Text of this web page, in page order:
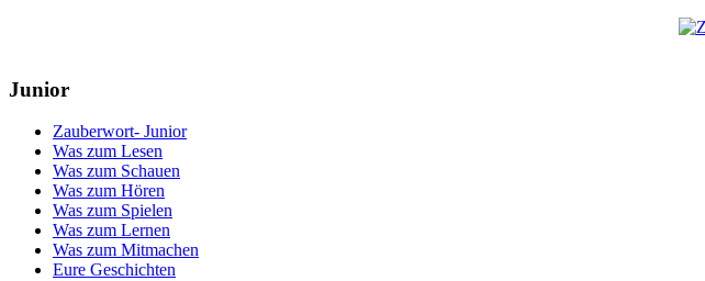
Junior
Zauberwort- Junior
Was zum Lesen
Was zum Schauen
Was zum Hören
Was zum Spielen
Was zum Lernen
Was zum Mitmachen
Eure Geschichten